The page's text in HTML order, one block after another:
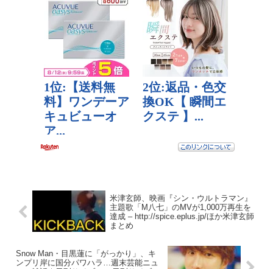
米津玄師、映画『シン・ウルトラマン』
主題歌「M八七」のMVが1,000万再生を
達成 – http://spice.eplus.jp/ほか米津玄師
まとめ
Snow Man・目黒蓮に「がっかり」、キ
ンプリ岸に国分パワハラ…週末芸能ニュ